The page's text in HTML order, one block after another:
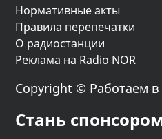
Нормативные акты
Правила перепечатки
О радиостанции
Реклама на Radio NOR
Copyright © Работаем в
Стань